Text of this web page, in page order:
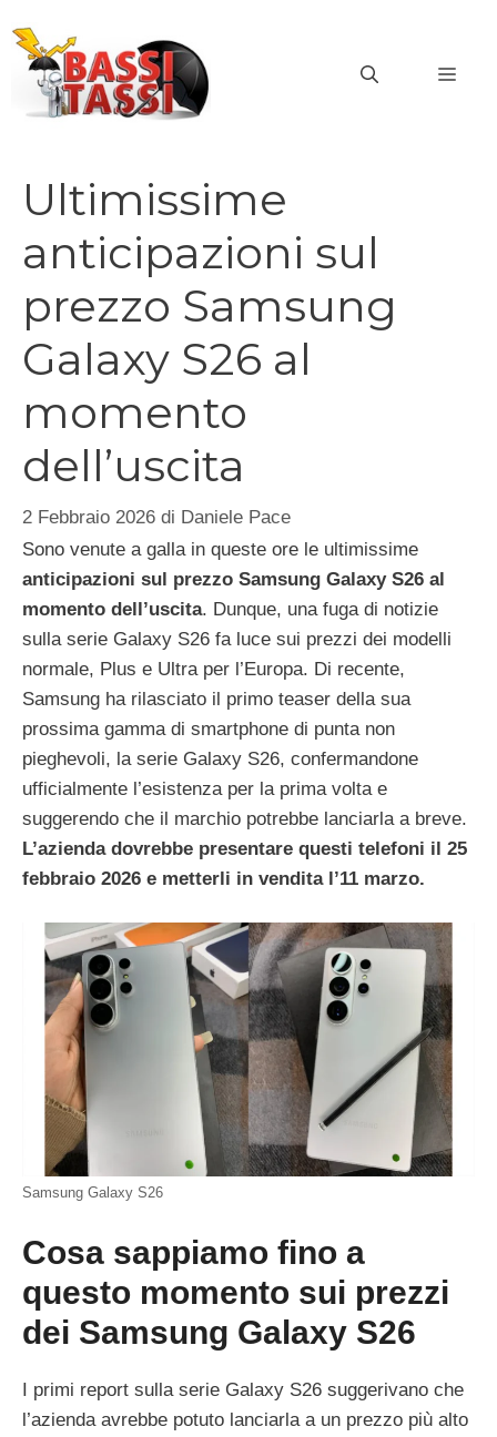
contenuto
Ultimissime
anticipazioni sul
prezzo Samsung
Galaxy S26 al
momento
dell’uscita
2 Febbraio 2026 di Daniele Pace
Sono venute a galla in queste ore le ultimissime
anticipazioni sul prezzo Samsung Galaxy S26 al
momento dell’uscita. Dunque, una fuga di notizie
sulla serie Galaxy S26 fa luce sui prezzi dei modelli
normale, Plus e Ultra per l’Europa. Di recente,
Samsung ha rilasciato il primo teaser della sua
prossima gamma di smartphone di punta non
pieghevoli, la serie Galaxy S26, confermandone
ufficialmente l’esistenza per la prima volta e
suggerendo che il marchio potrebbe lanciarla a breve.
L’azienda dovrebbe presentare questi telefoni il 25
febbraio 2026 e metterli in vendita l’11 marzo.
Samsung Galaxy S26
Cosa sappiamo fino a
questo momento sui prezzi
dei Samsung Galaxy S26
I primi report sulla serie Galaxy S26 suggerivano che
l’azienda avrebbe potuto lanciarla a un prezzo più alto